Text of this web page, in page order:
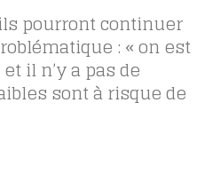
pourront continuer
: « on est
il n’y a pas de
sont à risque de